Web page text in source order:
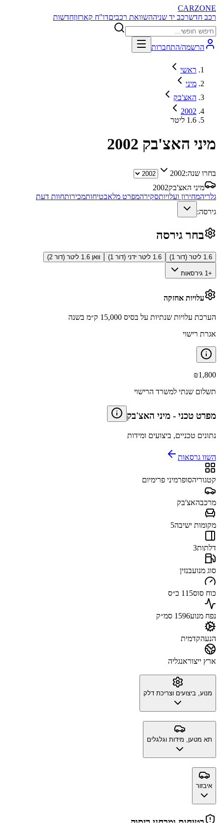
CARZONE
רכב חדשרכב יד שניההשוואת רכביםדו"ח קארזוןחדשות
הרשמה/התחברות
ראשי
מיני
האצ'בק
2002
1.6 ליטר
מיני האצ'בק 2002
בחרו שנה:2002
מיני האצ'בק2002
גלריהמחירון ועלויותסקירהמפרט מלאבטיחותמכירותחוות דעת
גירסה:
בחר גירסה
1.6 ליטר (דור 1) 1.6 ליטר ידני (דור 1) וואן 1.6 ליטר (דור 2)
+1 גירסאות
עלויות אחזקה
הערכת עלויות שנתיות על בסיס 15,000 ק״מ בשנה
אגרת רישוי
₪1,800
תשלום שנתי למשרד הרישוי
מפרט טכני - מיני האצ'בק
נתונים טכניים, ביצועים ומידות
השוו גרסאות
קטגוריהסופרמיני פרימיום
מרכבהאצ'בק
מקומות ישיבה5
דלתות3
סוג מנועבנזין
כוח סוס115 כ״ס
נפח מנוע1596 סמ״ק
הנעהקדמית
ארץ ייצוראנגליה
מנוע, ביצועים וצריכת דלק
תא מטען, מידות וגלגלים
איבזור